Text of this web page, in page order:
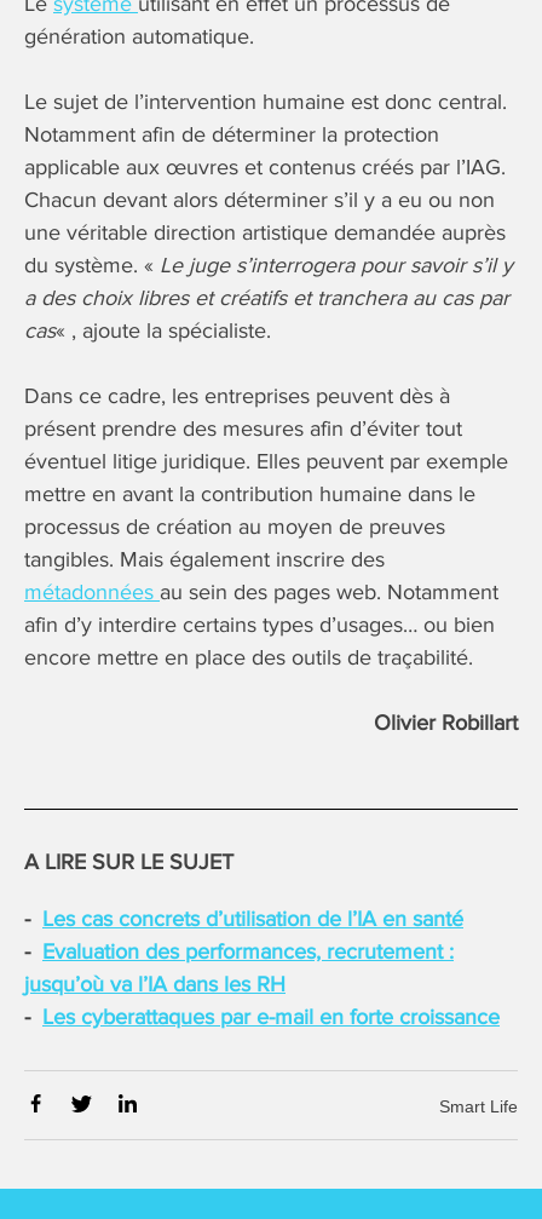
génération automatique.
Le sujet de l’intervention humaine est donc central.
Notamment afin de déterminer la protection
applicable aux œuvres et contenus créés par l’IAG.
Chacun devant alors déterminer s’il y a eu ou non
une véritable direction artistique demandée auprès
du système. « Le juge s’interrogera pour savoir s’il y
a des choix libres et créatifs et tranchera au cas par
cas« , ajoute la spécialiste.
Dans ce cadre, les entreprises peuvent dès à
présent prendre des mesures afin d’éviter tout
éventuel litige juridique. Elles peuvent par exemple
mettre en avant la contribution humaine dans le
processus de création au moyen de preuves
tangibles. Mais également inscrire des
métadonnées au sein des pages web. Notamment
afin d’y interdire certains types d’usages… ou bien
encore mettre en place des outils de traçabilité.
Olivier Robillart
A LIRE SUR LE SUJET
Les cas concrets d’utilisation de l’IA en santé
Evaluation des performances, recrutement :
jusqu’où va l’IA dans les RH
Les cyberattaques par e-mail en forte croissance
Smart Life